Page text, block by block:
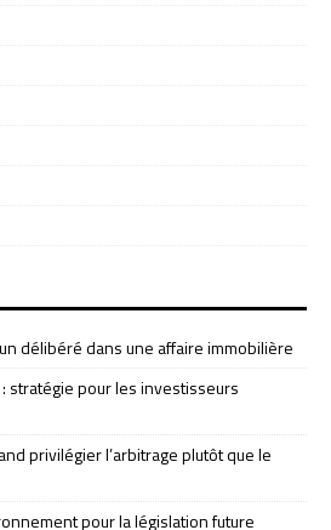
délibéré dans une affaire immobilière
stratégie pour les investisseurs
privilégier l’arbitrage plutôt que le
pour la législation future